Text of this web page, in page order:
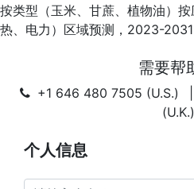
按类型（玉米、甘蔗、植物油）
热、电力）区域预测，2023-
需要帮
+1 646 480 7505 (U.S.)
(U.K.)
个人信息